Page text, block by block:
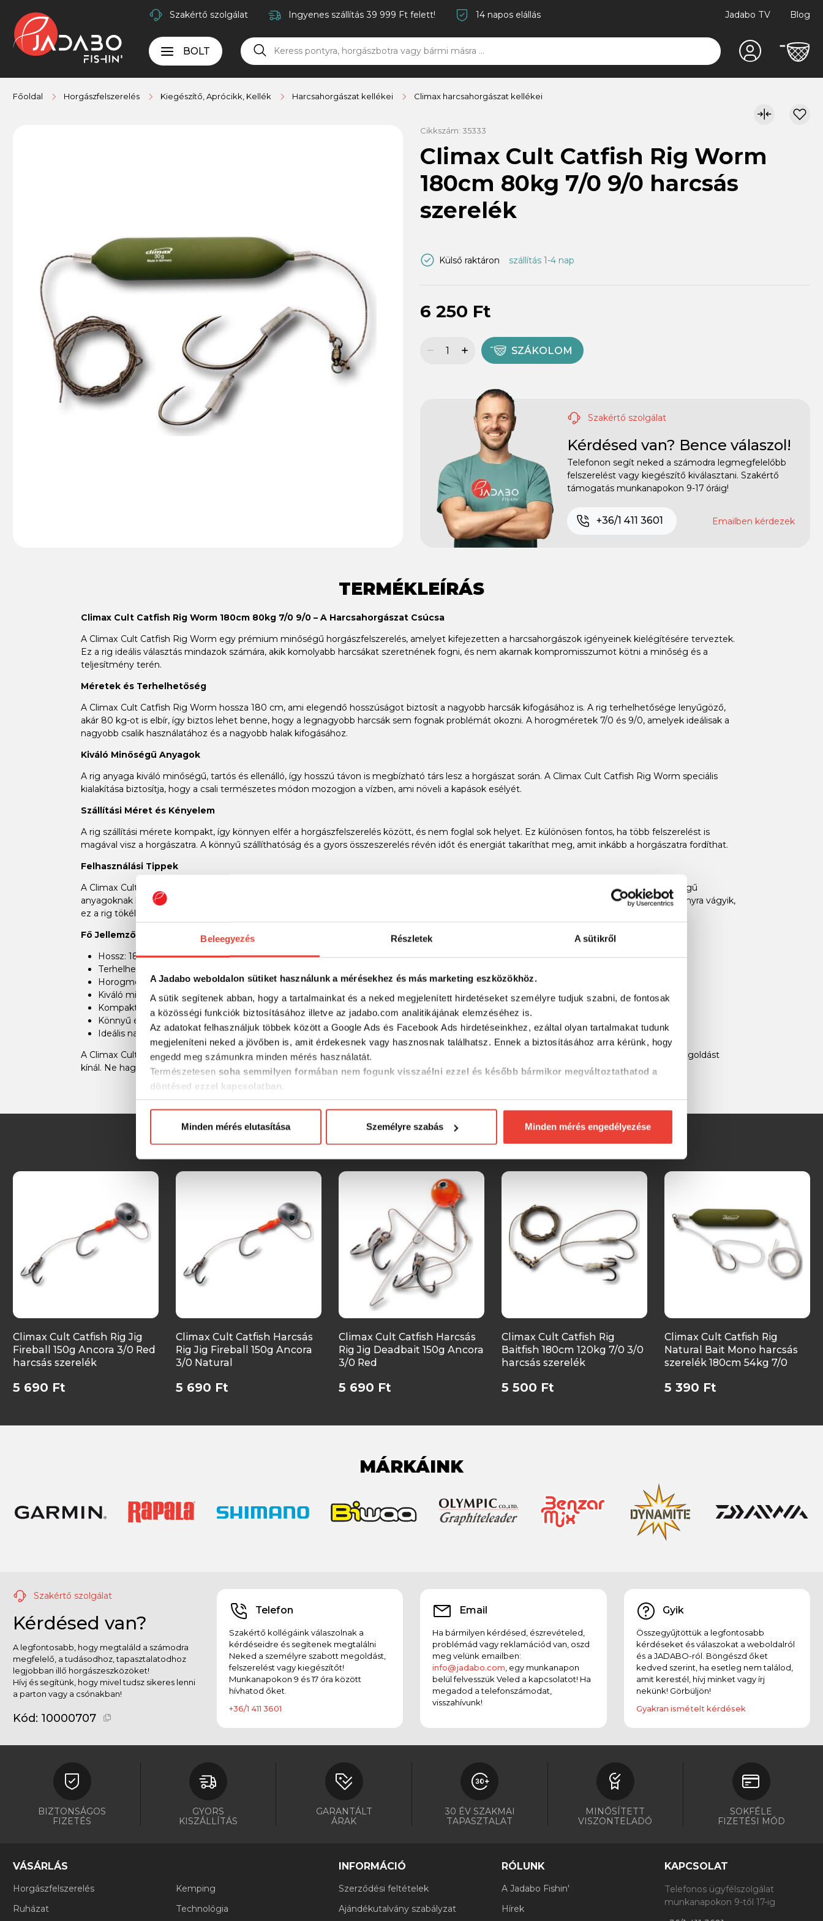
Beleegyezés Részletek A sütikről
A Jadabo weboldalon sütiket használunk a mérésekhez és más marketing eszközökhöz.
A sütik segítenek abban, hogy a tartalmainkat és a neked megjelenített hirdetéseket személyre tudjuk szabni, de fontosak
a közösségi funkciók biztosításához illetve az jadabo.com analitikájának elemzéséhez is.
Az adatokat felhasználjuk többek között a Google Ads és Facebook Ads hirdetéseinkhez, ezáltal olyan tartalmakat tudunk
megjeleníteni neked a jövőben is, amit érdekesnek vagy hasznosnak találhatsz. Ennek a biztosításához arra kérünk, hogy
engedd meg számunkra minden mérés használatát.
Természetesen soha semmilyen formában nem fogunk visszaélni ezzel és később bármikor megváltoztathatod a
döntésed ezzel kapcsolatban.
Előre is köszönjük!
Minden mérés elutasítása Személyre szabás Minden mérés engedélyezése
Szakértő szolgálat Ingyenes szállítás 39 999 Ft felett! 14 napos elállás Jadabo TV Blog
BOLT
Főoldal Horgászfelszerelés Kiegészítő, Aprócikk, Kellék Harcsahorgászat kellékei Climax harcsahorgászat kellékei
Cikkszám: 35333
Climax Cult Catfish Rig Worm
180cm 80kg 7/0 9/0 harcsás
szerelék
Külső raktáron szállítás 1-4 nap
6 250 Ft
SZÁKOLOM
Szakértő szolgálat
Kérdésed van? Bence válaszol!
Telefonon segít neked a számodra legmegfelelőbb
felszerelést vagy kiegészítő kiválasztani. Szakértő
támogatás munkanapokon 9-17 óráig!
+36/1 411 3601 Emailben kérdezek
TERMÉKLEÍRÁS
Climax Cult Catfish Rig Worm 180cm 80kg 7/0 9/0 – A Harcsahorgászat Csúcsa
A Climax Cult Catfish Rig Worm egy prémium minőségű horgászfelszerelés, amelyet kifejezetten a harcsahorgászok igényeinek kielégítésére terveztek.
Ez a rig ideális választás mindazok számára, akik komolyabb harcsákat szeretnének fogni, és nem akarnak kompromisszumot kötni a minőség és a
teljesítmény terén.
Méretek és Terhelhetőség
A Climax Cult Catfish Rig Worm hossza 180 cm, ami elegendő hosszúságot biztosít a nagyobb harcsák kifogásához is. A rig terhelhetősége lenyűgöző,
akár 80 kg-ot is elbír, így biztos lehet benne, hogy a legnagyobb harcsák sem fognak problémát okozni. A horogméretek 7/0 és 9/0, amelyek ideálisak a
nagyobb csalik használatához és a nagyobb halak kifogásához.
Kiváló Minőségű Anyagok
A rig anyaga kiváló minőségű, tartós és ellenálló, így hosszú távon is megbízható társ lesz a horgászat során. A Climax Cult Catfish Rig Worm speciális
kialakítása biztosítja, hogy a csali természetes módon mozogjon a vízben, ami növeli a kapások esélyét.
Szállítási Méret és Kényelem
A rig szállítási mérete kompakt, így könnyen elfér a horgászfelszerelés között, és nem foglal sok helyet. Ez különösen fontos, ha több felszerelést is
magával visz a horgászatra. A könnyű szállíthatóság és a gyors összeszerelés révén időt és energiát takaríthat meg, amit inkább a horgászatra fordíthat.
Felhasználási Tippek
A Climax Cult Catfish Rig Worm ideális választás mind a kezdő, mind a tapasztalt horgászok számára. Használata egyszerű, és a kiváló minőségű
anyagoknak köszönhetően hosszú távon is megbízható. A rig különösen hatékony a nagyobb harcsák kifogásában, így ha komolyabb zsákmányra vágyik,
ez a rig tökéletes választás lesz.
Fő Jellemzők:
Hossz: 180 cm
Terhelhetőség: 80 kg
Horogméretek: 7/0 és 9/0
Kiváló minőségű, tartós anyagok
Kompakt szállítási méret
Könnyű és gyors összeszerelés
Ideális nagyobb harcsák kifogásához
A Climax Cult Catfish Rig Worm 180cm 80kg 7/0 9/0 a harcsahorgászat csúcsa, amely minden horgász számára megbízható és hatékony megoldást
kínál. Ne hagyja ki ezt a kiváló lehetőséget, és tegye még sikeresebbé horgászélményeit!
SZINTÉN KIVÁLÓAK
Climax Cult Catfish Rig Jig
Fireball 150g Ancora 3/0 Red
harcsás szerelék
5 690 Ft
Climax Cult Catfish Harcsás
Rig Jig Fireball 150g Ancora
3/0 Natural
5 690 Ft
Climax Cult Catfish Harcsás
Rig Jig Deadbait 150g Ancora
3/0 Red
5 690 Ft
Climax Cult Catfish Rig
Baitfish 180cm 120kg 7/0 3/0
harcsás szerelék
5 500 Ft
Climax Cult Catfish Rig
Natural Bait Mono harcsás
szerelék 180cm 54kg 7/0
5 390 Ft
MÁRKÁINK
Szakértő szolgálat
Kérdésed van?
A legfontosabb, hogy megtaláld a számodra
megfelelő, a tudásodhoz, tapasztalatodhoz
legjobban illő horgászeszközöket!
Hívj és segítünk, hogy mivel tudsz sikeres lenni
a parton vagy a csónakban!
Kód: 10000707
Telefon
Szakértő kollégáink válaszolnak a
kérdéseidre és segítenek megtalálni
Neked a személyre szabott megoldást,
felszerelést vagy kiegészítőt!
Munkanapokon 9 és 17 óra között
hívhatod őket.
+36/1 411 3601
Email
Ha bármilyen kérdésed, észrevételed,
problémád vagy reklamációd van, oszd
meg velünk emailben:
info@jadabo.com , egy munkanapon
belül felvesszük Veled a kapcsolatot! Ha
megadod a telefonszámodat,
visszahívunk!
Gyik
Összegyűjtöttük a legfontosabb
kérdéseket és válaszokat a weboldalról
és a JADABO-ról. Böngészd őket
kedved szerint, ha esetleg nem találod,
amit kerestél, hívj minket vagy írj
nekünk! Görbüljön!
Gyakran ismételt kérdések
BIZTONSÁGOS
FIZETÉS
GYORS
KISZÁLLÍTÁS
GARANTÁLT
ÁRAK
30 ÉV SZAKMAI
TAPASZTALAT
MINŐSÍTETT
VISZONTELADÓ
SOKFÉLE
FIZETÉSI MÓD
VÁSÁRLÁS
Horgászfelszerelés
Ruházat
Kemping
Technológia
INFORMÁCIÓ
Szerződési feltételek
Ajándékutalvány szabályzat
RÓLUNK
A Jadabo Fishin'
Hírek
KAPCSOLAT
Telefonos ügyfélszolgálat
munkanapokon 9-től 17-ig